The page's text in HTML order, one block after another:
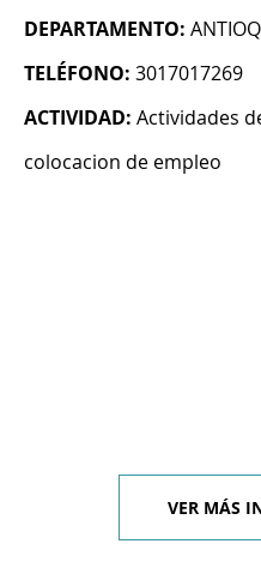
DEPARTAMENTO:
TELÉFONO: 3017017269
ACTIVIDAD: Actividades
colocacion de empleo
VER MÁS